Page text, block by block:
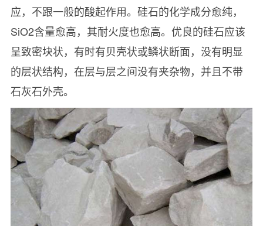
应，不跟一般的酸起作用。硅石的化学成分愈纯，
SiO2含量愈高，其耐火度也愈高。优良的硅石应该
呈致密块状，有时有贝壳状或鳞状断面，没有明显
的层状结构，在层与层之间没有夹杂物，并且不带
石灰石外壳。